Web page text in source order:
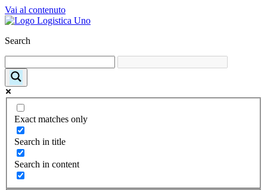
Vai al contenuto
Search
Exact matches only
Search in title
Search in content